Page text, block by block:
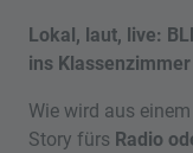
Lokal, laut, live:
ins Klassenzimmer
Wie wird aus
Story fürs Radio